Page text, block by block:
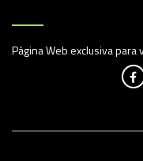
Página Web exclusiva